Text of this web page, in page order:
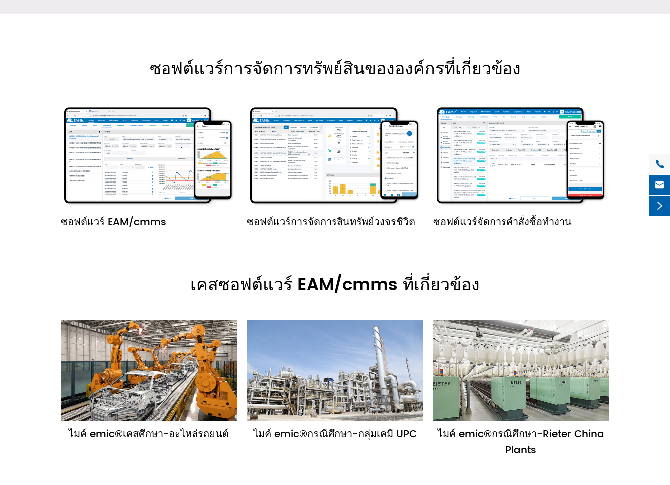
ซอฟต์แวร์การจัดการทรัพย์สินขององค์กรที่เกี่ยวข้อง
ซอฟต์แวร์ EAM/cmms ซอฟต์แวร์การจัดการสินทรัพย์วงจรชีวิต ซอฟต์แวร์จัดการคำสั่งซื้อทำงาน
เคสซอฟต์แวร์ EAM/cmms ที่เกี่ยวข้อง
ไมค์ emic®เคสศึกษา-อะไหล่รถยนต์ ไมค์ emic®กรณีศึกษา-กลุ่มเคมี UPC
ไมค์ emic®กรณีศึกษา-Rieter China
Plants


